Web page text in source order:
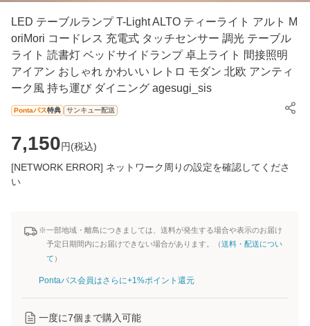
LED テーブルランプ T-Light ALTO ティーライト アルト M
oriMori コードレス 充電式 タッチセンサー 調光 テーブル
ライト 読書灯 ベッドサイドランプ 卓上ライト 間接照明
アイアン おしゃれ かわいい レトロ モダン 北欧 アンティ
ーク風 持ち運び ダイニング agesugi_sis
Pontaパス特典 サンキュー配送
7,150円(税込)
[NETWORK ERROR] ネットワーク周りの設定を確認してくださ
い
※一部地域・離島につきましては、送料が発生する場合や表示のお届け
予定日期間内にお届けできない場合があります。（送料・配送につい
て ）
Pontaパス会員はさらに+1%ポイント還元
一度に7個まで購入可能